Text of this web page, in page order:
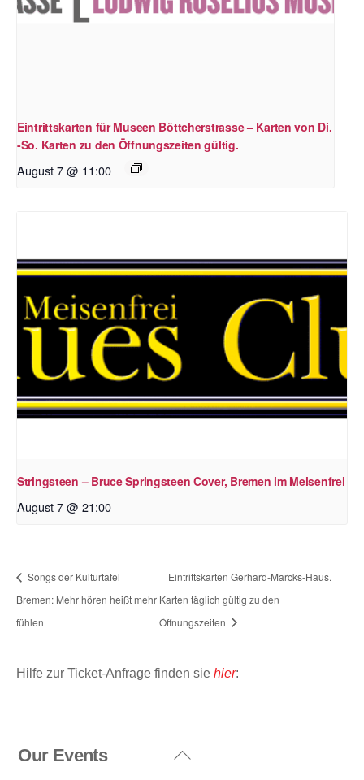
Eintrittskarten für Museen Böttcherstrasse – Karten von Di.
-So. Karten zu den Öffnungszeiten gültig.
August 7 @ 11:00
Stringsteen – Bruce Springsteen Cover, Bremen im Meisenfrei
August 7 @ 21:00
Songs der Kulturtafel
Bremen: Mehr hören heißt mehr
fühlen
Eintrittskarten Gerhard-Marcks-Haus.
Karten täglich gültig zu den
Öffnungszeiten
Hilfe zur Ticket-Anfrage finden sie hier:
Back
Our Events